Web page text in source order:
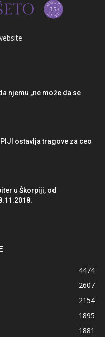
njemu „ne može da se
ostavlja tragove za ceo
u Škorpiji, od
4474
2607
2154
1895
1881